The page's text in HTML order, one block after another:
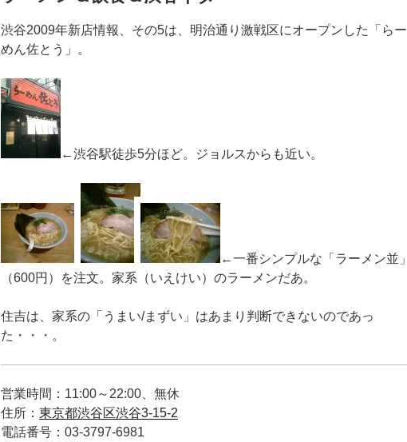
渋谷2009年新店情報、その5は、明治通り激戦区にオープンした「らー
めん佐とう」。
←渋谷駅徒歩5分ほど。ジョルスからも近い。
←一番シンプルな「ラーメン並」
（600円）を注文。家系（いえけい）のラーメンだあ。
住吉は、家系の「うまい/まずい」はあまり判断できないのであっ
た・・・。
営業時間：11:00～22:00、無休
住所： 東京都渋谷区渋谷3-15-2
電話番号：03-3797-6981